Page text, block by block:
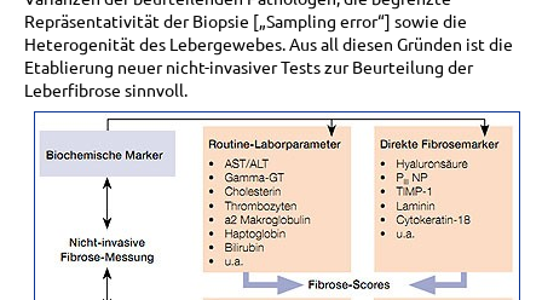
Repräsentativität der Biopsie [„Sampling error“] sowie die
Heterogenität des Lebergewebes. Aus all diesen Gründen ist die
Etablierung neuer nicht-invasiver Tests zur Beurteilung der
Leberfibrose sinnvoll.